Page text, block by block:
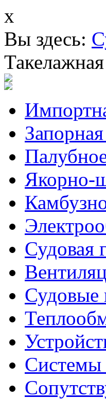
x
Вы здесь:
Якорно-
Судовая
Судовые
Системы